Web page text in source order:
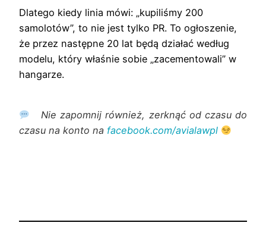
Dlatego kiedy linia mówi: „kupiliśmy 200
samolotów”, to nie jest tylko PR. To ogłoszenie,
że przez następne 20 lat będą działać według
modelu, który właśnie sobie „zacementowali” w
hangarze.
Nie zapomnij również, zerknąć od czasu do
czasu na konto na facebook.com/avialawpl